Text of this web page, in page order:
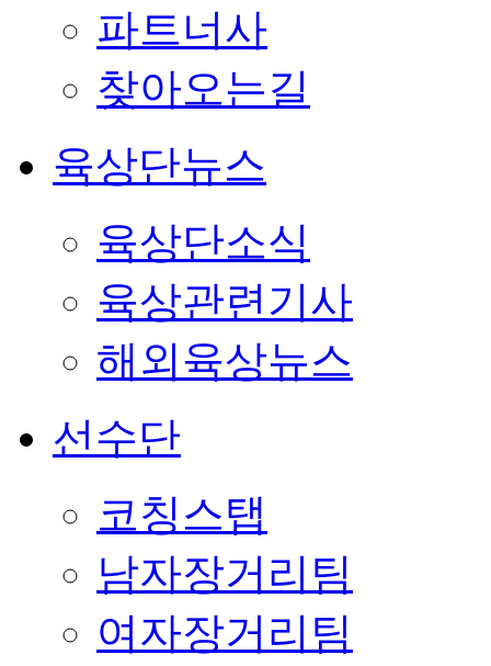
파트너사
찾아오는길
육상단뉴스
육상단소식
육상관련기사
해외육상뉴스
선수단
코칭스탭
남자장거리팀
여자장거리팀